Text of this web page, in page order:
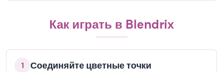
Как играть в Blendrix
1 Соединяйте цветные точки